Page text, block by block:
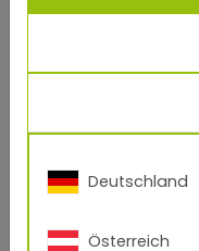
Deutschland
Österreich